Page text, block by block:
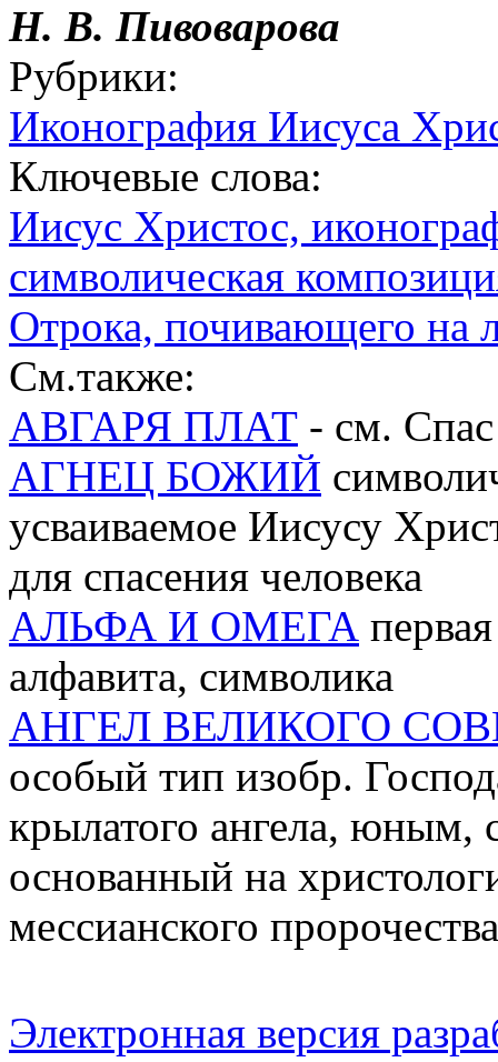
Н. В. Пивоварова
Рубрики:
Иконография Иисуса
Ключевые слова:
Иисус Христос,
символическая
Отрока, почивающего на
См.также:
АВГАРЯ ПЛАТ - см.
АГНЕЦ БОЖИЙ
усваиваемое Иисусу
для спасения человека
АЛЬФА И ОМЕГА
алфавита, символика
АНГЕЛ ВЕЛИКОГО
особый тип изобр.
крылатого ангела,
основанный на
мессианского
Электронная версия